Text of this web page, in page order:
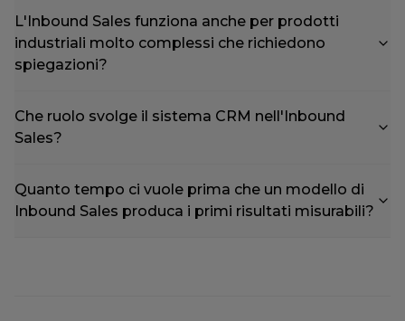
L'Inbound Sales funziona anche per prodotti
industriali molto complessi che richiedono
spiegazioni?
Che ruolo svolge il sistema CRM nell'Inbound
Sales?
Quanto tempo ci vuole prima che un modello di
Inbound Sales produca i primi risultati misurabili?